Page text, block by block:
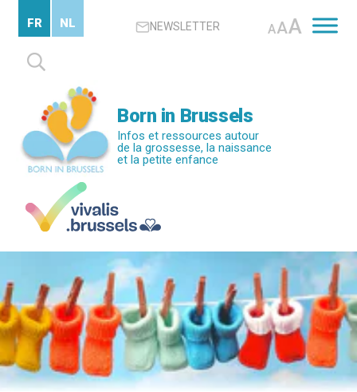
contenu
principal
NEWSLETTER AAA
Rechercher :
FR NL
Born in Brussels
Infos et ressources autour
de la grossesse, la naissance
et la petite enfance